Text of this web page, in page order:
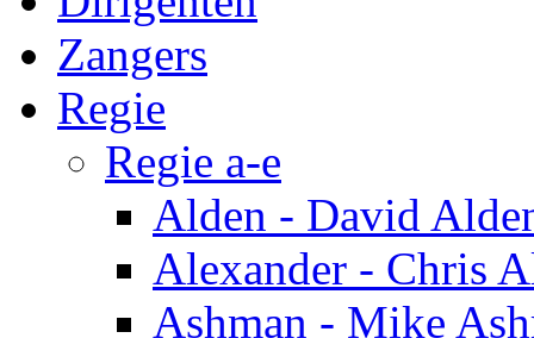
Zangers
Regie
Regie a-e
Alden - David
Alexander - Chris
Ashman - Mike